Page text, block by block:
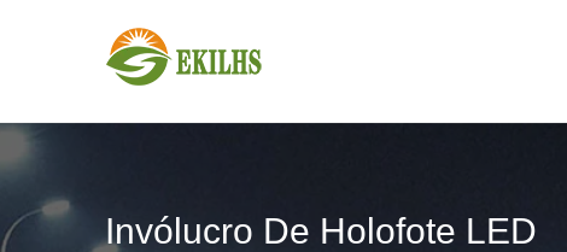
Invólucro De Holofote LED